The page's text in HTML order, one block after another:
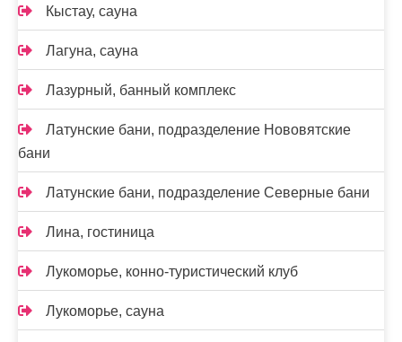
Кыстау, сауна
Лагуна, сауна
Лазурный, банный комплекс
Латунские бани, подразделение Нововятские
бани
Латунские бани, подразделение Северные бани
Лина, гостиница
Лукоморье, конно-туристический клуб
Лукоморье, сауна